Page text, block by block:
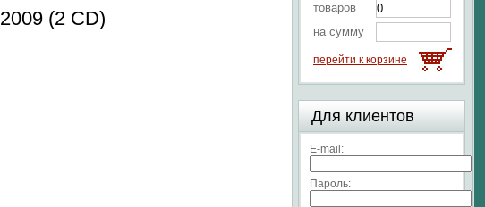
(2 CD)
товаров
на сумму
перейти к корзине
Для клиентов
E-mail:
Пароль: